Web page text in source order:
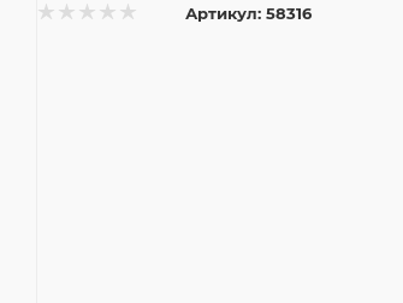
Артикул: 58316